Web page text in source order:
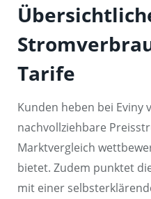
Tarife
Kunden heben bei Eviny
nachvollziehbare
Marktvergleich
bietet. Zudem punktet
mit einer